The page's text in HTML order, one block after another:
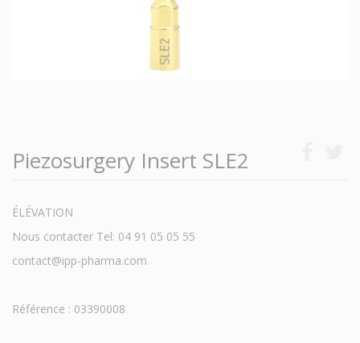
Piezosurgery Insert SLE2
ÉLÉVATION
Nous contacter Tel: 04 91 05 05 55
contact@ipp-pharma.com
Référence : 03390008